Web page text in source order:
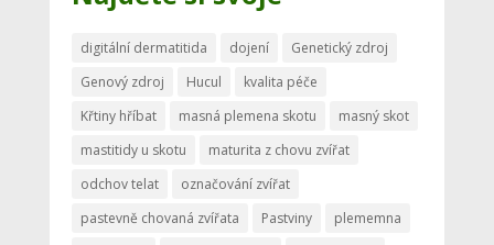
digitální dermatitida dojení
Genetický zdroj
Genový zdroj
Hucul
kvalita péče
Křtiny hříbat
masná plemena skotu
masný skot
mastitidy u skotu
maturita z chovu zvířat
odchov telat
označování zvířat
pastevně chovaná zvířata
Pastviny
plememna